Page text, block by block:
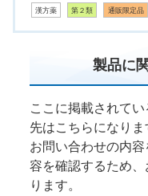
漢方薬 第２類 通販限定品
製品に
ここに掲載されて
先はこちらになりま
お問い合わせの内
容を確認するため
ります。